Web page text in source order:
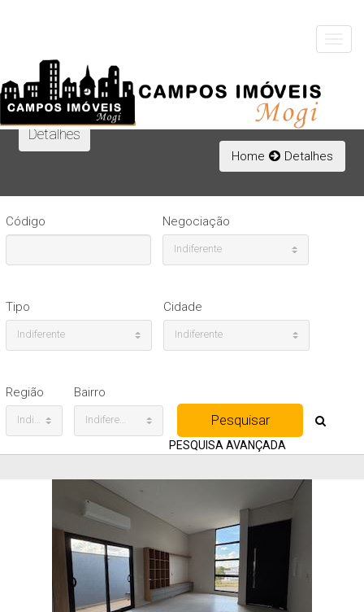
Detalhes
Home Detalhes
Código Negociação
Indiferente
Tipo
Indiferente
Cidade
Indiferente
Região
Indiferente
Bairro
Indiferente
PESQUISA AVANÇADA